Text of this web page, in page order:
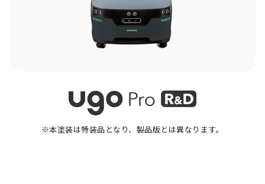
※本塗装は特装品となり、製品版とは異なります。